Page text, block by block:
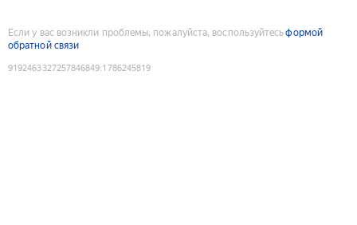
Если у вас возникли проблемы, пожалуйста, воспользуйтесьформой
обратной связи
9192463327257846849:1786245819